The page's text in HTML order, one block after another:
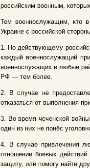
российским военным,
Тем военнослужащим, кто в
Украине с российской
1. По действующему
каждый военнослужащий
военнослужащих в любые
РФ — тем более.
2. В случае не
отказаться от выполнения
3. Во время чеченской
один из них не понёс
4. В случае привлечения
отношении боевых действий
защиту, или помогу найти